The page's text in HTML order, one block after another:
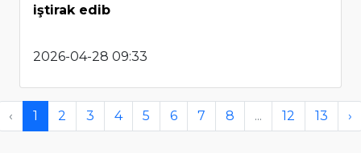
iştirak edib
2026-04-28 09:33
‹ 1 2 3 4 5 6 7 8 ... 12 13 ›